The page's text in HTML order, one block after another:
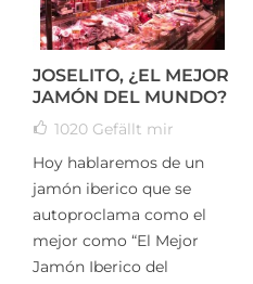
JOSELITO, ¿EL MEJOR
JAMÓN DEL MUNDO?
1020 Gefällt mir
Hoy hablaremos de un
jamón iberico que se
autoproclama como el
mejor como “El Mejor
Jamón Iberico del